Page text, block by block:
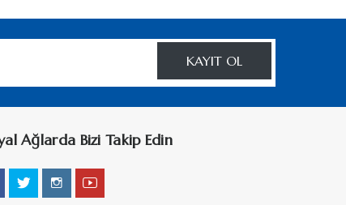
KAYIT OL
Ağlarda Bizi Takip Edin